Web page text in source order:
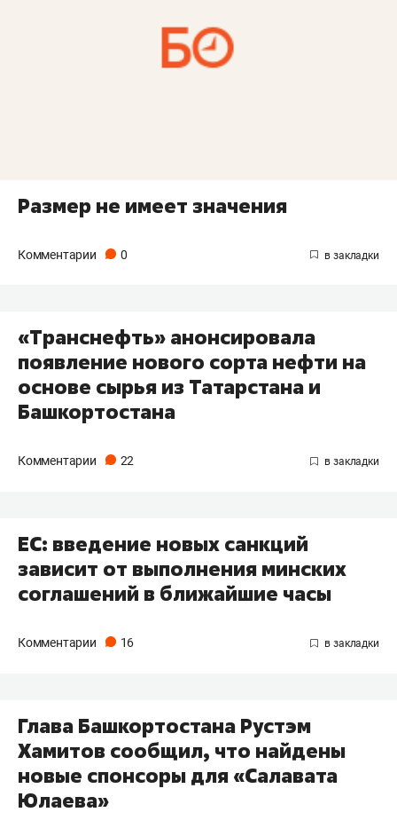
Размер не имеет значения
Комментарии 0
«Транснефть» анонсировала
появление нового сорта нефти на
основе сырья из Татарстана и
Башкортостана
Комментарии 22
ЕС: введение новых санкций
зависит от выполнения минских
соглашений в ближайшие часы
Комментарии 16
Глава Башкортостана Рустэм
Хамитов сообщил, что найдены
новые спонсоры для «Салавата
Юлаева»